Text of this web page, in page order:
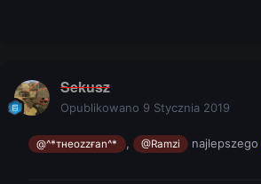
Sekusz
Opublikowano 9 Stycznia 2019
@^*тнeozzғan^* , @Ramzi najlepszego